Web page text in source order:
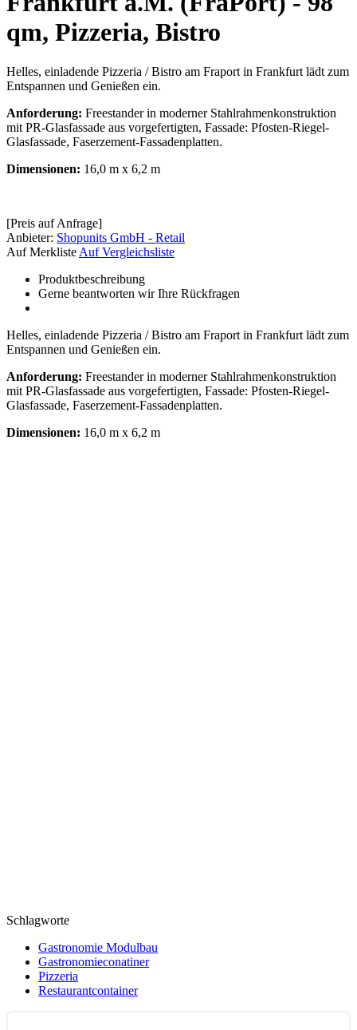
qm, Pizzeria, Bistro
Helles, einladende Pizzeria / Bistro am Fraport in Frankfurt lädt zum
Entspannen und Genießen ein.
Anforderung: Freestander in moderner Stahlrahmenkonstruktion
mit PR-Glasfassade aus vorgefertigten, Fassade: Pfosten-Riegel-
Glasfassade, Faserzement-Fassadenplatten.
Dimensionen: 16,0 m x 6,2 m
[Preis auf Anfrage]
Anbieter: Shopunits GmbH - Retail
Auf Merkliste Auf Vergleichsliste
Produktbeschreibung
Gerne beantworten wir Ihre Rückfragen
Helles, einladende Pizzeria / Bistro am Fraport in Frankfurt lädt zum
Entspannen und Genießen ein.
Anforderung: Freestander in moderner Stahlrahmenkonstruktion
mit PR-Glasfassade aus vorgefertigten, Fassade: Pfosten-Riegel-
Glasfassade, Faserzement-Fassadenplatten.
Dimensionen: 16,0 m x 6,2 m
Schlagworte
Gastronomie Modulbau
Gastronomieconatiner
Pizzeria
Restaurantcontainer